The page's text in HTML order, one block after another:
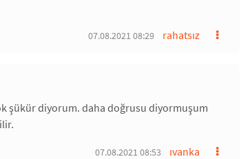
rahatsız
07.08.2021 08:29
şükür diyorum. daha doğrusu diyormuşum
ıvanka
07.08.2021 08:53